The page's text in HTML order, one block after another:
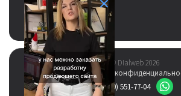
© Dialweb 2026
Политика
8 (800) 551-77-04